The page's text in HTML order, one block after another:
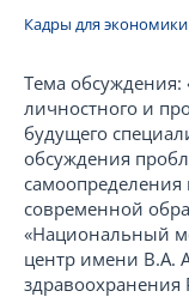
Кадры для
Тема обсуждения:
личностного и
будущего
обсуждения
современной
«Национальный
центр имени В.А.
здравоохранения